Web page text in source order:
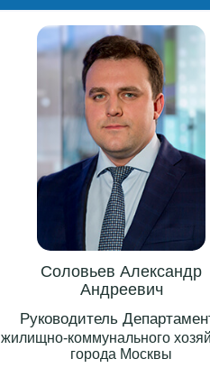
Соловьев Александр
Андреевич
Руководитель
жилищно-коммунального
города Москвы